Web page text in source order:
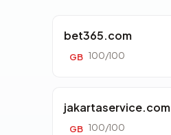
bet365.com
GB 100/100
jakartaservice.com
GB 100/100